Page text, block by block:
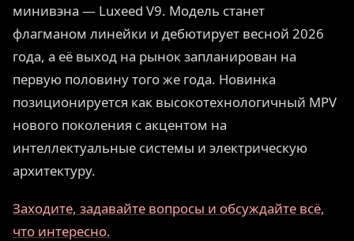
минивэна — Luxeed V9. Модель станет
флагманом линейки и дебютирует весной 2026
года, а её выход на рынок запланирован на
первую половину того же года. Новинка
позиционируется как высокотехнологичный MPV
нового поколения с акцентом на
интеллектуальные системы и электрическую
архитектуру.
Заходите, задавайте вопросы и обсуждайте всё,
что интересно.